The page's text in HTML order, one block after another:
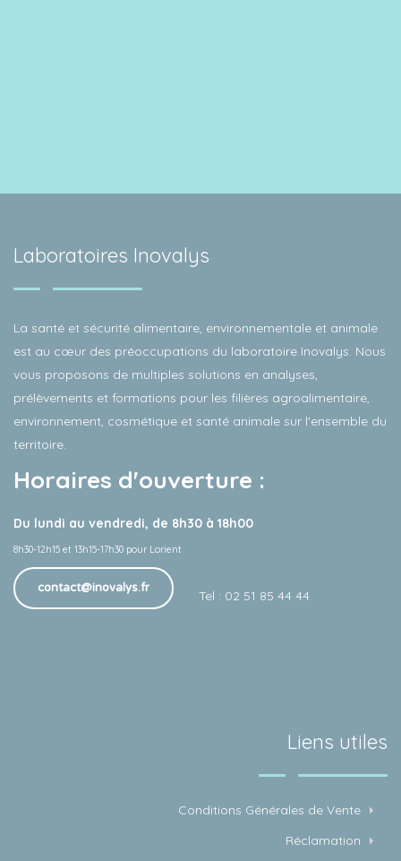
Laboratoires Inovalys
La santé et sécurité alimentaire, environnementale et animale
est au cœur des préoccupations du laboratoire Inovalys. Nous
vous proposons de multiples solutions en analyses,
prélèvements et formations pour les filières agroalimentaire,
environnement, cosmétique et santé animale sur l'ensemble du
territoire.
Horaires d'ouverture :
Du lundi au vendredi, de 8h30 à 18h00
8h30-12h15 et 13h15-17h30 pour Lorient
contact@inovalys.fr
Tel : 02 51 85 44 44
Liens utiles
Conditions Générales de Vente
Réclamation